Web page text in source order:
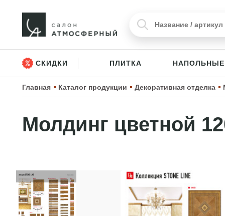
СКИДКИ ПЛИТКА
Главная Каталог продукции Декоративная отделка
Молдинг цветной